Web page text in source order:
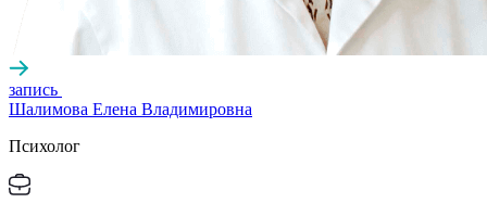
запись
Шалимова Елена Владимировна
Психолог